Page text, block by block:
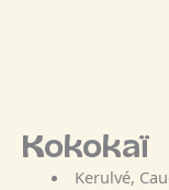
Kokokaï
Kerulvé,